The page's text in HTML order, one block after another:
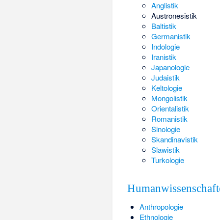
Anglistik
Austronesistik
Baltistik
Germanistik
Indologie
Iranistik
Japanologie
Judaistik
Keltologie
Mongolistik
Orientalistik
Romanistik
Sinologie
Skandinavistik
Slawistik
Turkologie
Anthropologie
Ethnologie